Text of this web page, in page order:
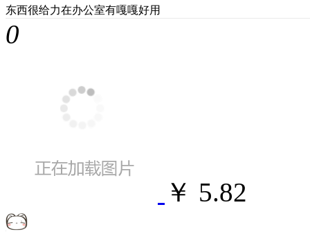
东西很给力在办公室有嘎嘎好用
0
￥ 5.82